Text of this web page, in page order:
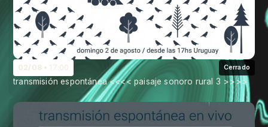
02/08 17:00 Cerrado
transmisión espontánea <<<< paisaje sonoro rural 3 >>>>